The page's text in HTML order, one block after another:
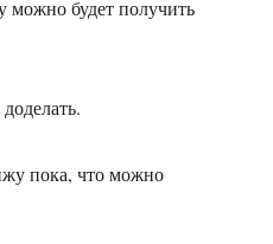
можно будет получить
пока, что можно